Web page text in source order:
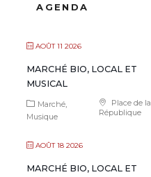
AGENDA
AOÛT 11 2026
MARCHÉ BIO, LOCAL ET
MUSICAL
Place de la
République
Marché
Musique
AOÛT 18 2026
MARCHÉ BIO, LOCAL ET